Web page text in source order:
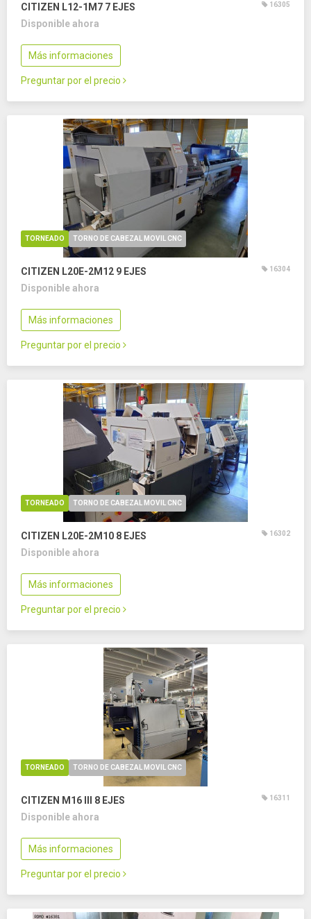
CITIZEN L12-1M7 7 EJES 16305
Disponible ahora
Más informaciones
Preguntar por el precio
TORNEADO TORNO DE CABEZAL MOVIL CNC
CITIZEN L20E-2M12 9 EJES 16304
Disponible ahora
Más informaciones
Preguntar por el precio
TORNEADO TORNO DE CABEZAL MOVIL CNC
CITIZEN L20E-2M10 8 EJES 16302
Disponible ahora
Más informaciones
Preguntar por el precio
TORNEADO TORNO DE CABEZAL MOVIL CNC
CITIZEN M16 III 8 EJES 16311
Disponible ahora
Más informaciones
Preguntar por el precio